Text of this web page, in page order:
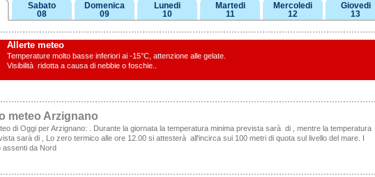
Sabato
08
Domenica
09
Lunedi
10
Martedi
11
Mercoledi
12
Giovedi
13
Allerte meteo
Temperature molto basse inferiori ai -15°C, attenzione alle gelate.
Visibilità ridotta a causa di nebbie o foschie..
meteo Arzignano
di Oggi per Arzignano: . Durante la giornata la temperatura minima prevista sarà di , mentre la temperatura
sarà di , Lo zero termico alle ore 12.00 si attesterà all'incirca sui 100 metri di quota sul livello del mare. I
assenti da Nord